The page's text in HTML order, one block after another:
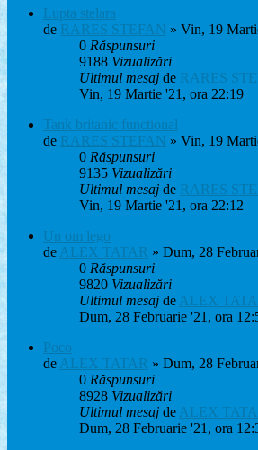
Lupta stelara
de RARES STEFAN » Vin, 19
0 Răspunsuri
9188 Vizualizări
Ultimul mesaj de RARES
Vin, 19 Martie '21, ora 22:19
Tank britanic functional
de RARES STEFAN » Vin, 19
0 Răspunsuri
9135 Vizualizări
Ultimul mesaj de RARES
Vin, 19 Martie '21, ora 22:12
Un om lego
de ALEX TATAR » Dum, 28
0 Răspunsuri
9820 Vizualizări
Ultimul mesaj de ALEX
Dum, 28 Februarie '21, ora
Poco
de ALEX TATAR » Dum, 28
0 Răspunsuri
8928 Vizualizări
Ultimul mesaj de ALEX
Dum, 28 Februarie '21, ora